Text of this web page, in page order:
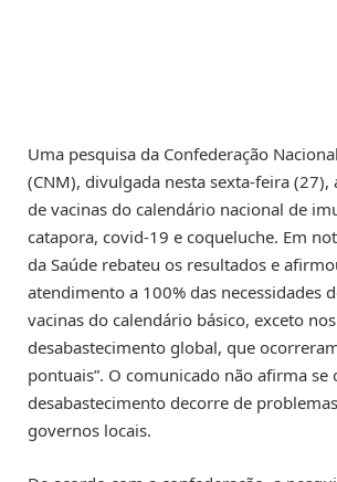
Uma pesquisa da Confederação
(CNM), divulgada nesta sexta-feira (27),
de vacinas do calendário nacional de
catapora, covid-19 e coqueluche. Em
da Saúde rebateu os resultados e
atendimento a 100% das necessidades
vacinas do calendário básico, exceto
desabastecimento global, que
pontuais”. O comunicado não afirma se
desabastecimento decorre de
governos locais.